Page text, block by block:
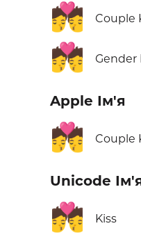
💏 Couple
💏 Gender
Apple Ім'я
💏 Couple
Unicode
💏 Kiss